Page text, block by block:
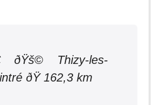
ðŸš© Thizy-les-
ðŸ 162,3 km